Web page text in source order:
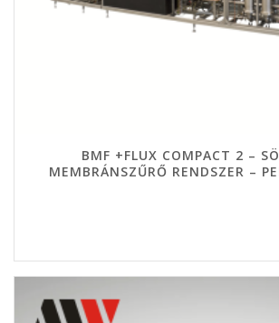
BMF +FLUX COMPACT 2 –
MEMBRÁNSZŰRŐ RENDSZER –